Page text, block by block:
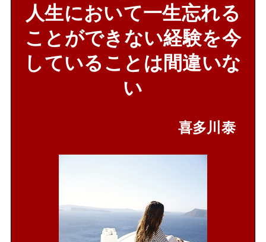
人生において一生忘れる
ことができない経験を今
していることは間違いな
い
喜多川泰